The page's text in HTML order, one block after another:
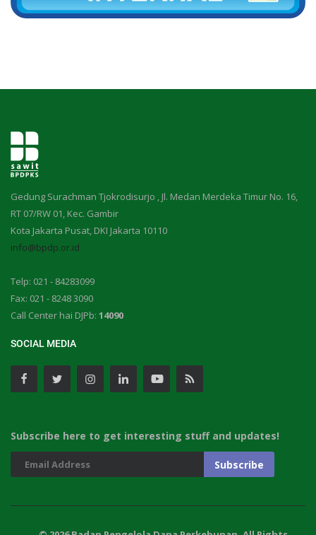
Gedung Surachman Tjokrodisurjo , Jl. Medan Merdeka Timur No. 16,
RT 07/RW 01, Kec. Gambir
Kota Jakarta Pusat, DKI Jakarta 10110
info@bpdp.or.id
Telp: 021 - 84283099
Fax: 021 - 8248 3090
Call Center hai DJPb: 14090
SOCIAL MEDIA
Subscribe here to get interesting stuff and updates!